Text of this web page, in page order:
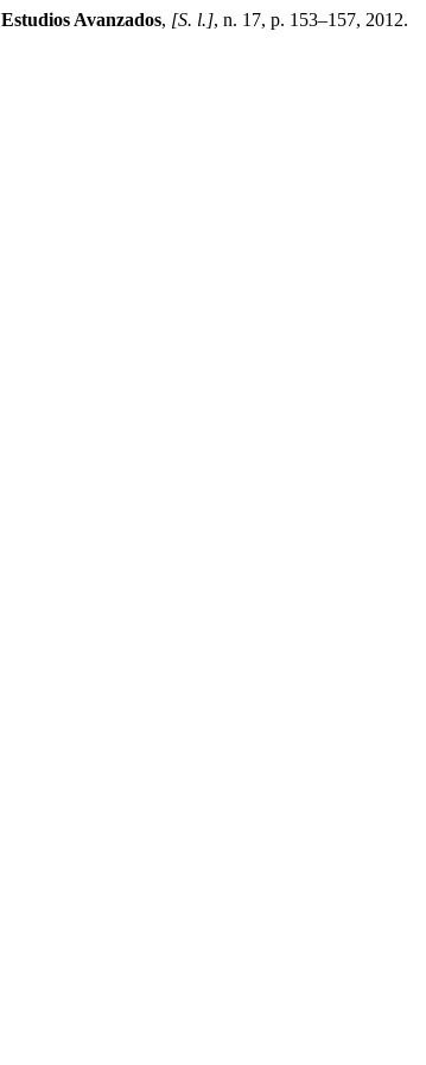
Estudios Avanzados, [S. l.], n. 17, p. 153–157, 2012.